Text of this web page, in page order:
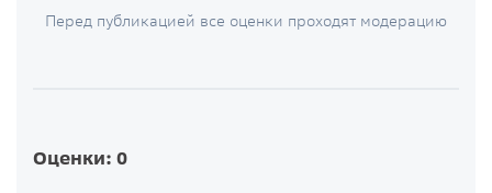
Перед публикацией все оценки проходят модерацию
Оценки: 0